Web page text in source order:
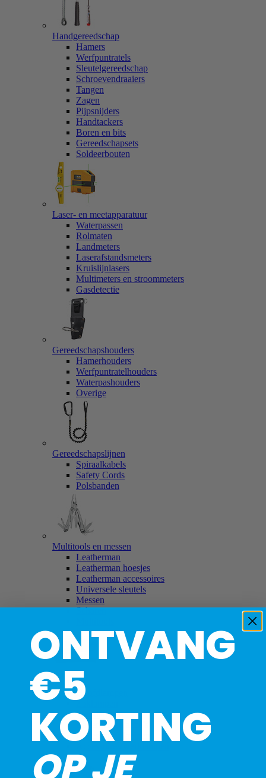
Handgereedschap
Hamers
Werfpuntratels
Sleutelgereedschap
Schroevendraaiers
Tangen
Zagen
Pijpsnijders
Handtackers
Boren en bits
Gereedschapsets
Soldeerbouten
Laser- en meetapparatuur
Waterpassen
Rolmaten
Landmeters
Laserafstandsmeters
Kruislijnlasers
Multimeters en stroommeters
Gasdetectie
Gereedschapshouders
Hamerhouders
Werfpuntratelhouders
Waterpashouders
Overige
Gereedschapslijnen
Spiraalkabels
Safety Cords
Polsbanden
Multitools en messen
Leatherman
Leatherman hoesjes
Leatherman accessoires
Universele sleutels
Messen
Scharen
Lampen
Hoofdlampen
Zaklampen
Werklampen
Batterijen en accu's
Accessoires lampen
ONTVANG
€5
KORTING